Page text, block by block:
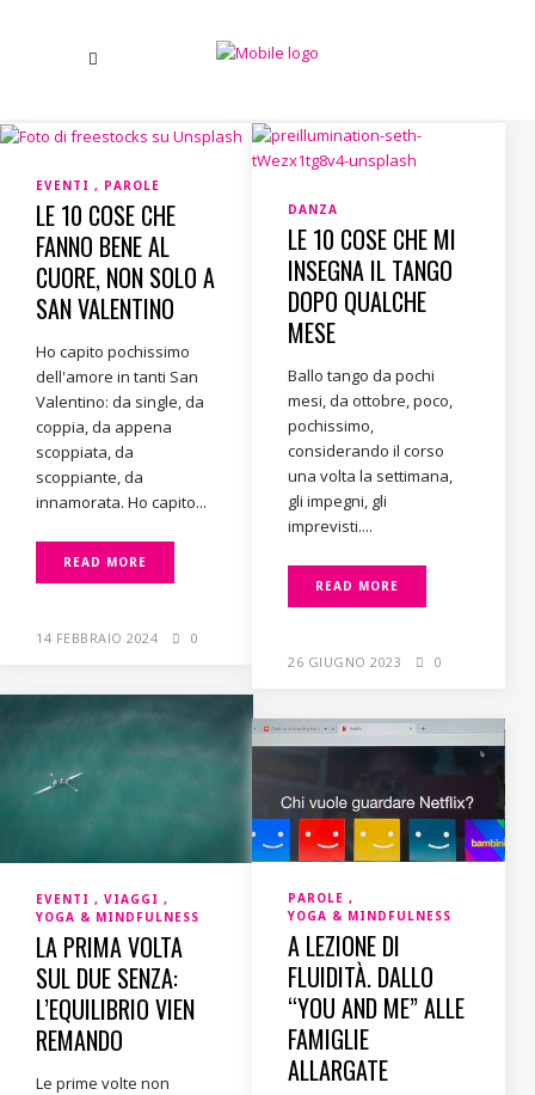
EVENTI PAROLE
LE 10 COSE CHE
FANNO BENE AL
CUORE, NON SOLO A
SAN VALENTINO
Ho capito pochissimo
dell'amore in tanti San
Valentino: da single, da
coppia, da appena
scoppiata, da
scoppiante, da
innamorata. Ho capito...
READ MORE
14 FEBBRAIO 2024 0
DANZA
LE 10 COSE CHE MI
INSEGNA IL TANGO
DOPO QUALCHE
MESE
Ballo tango da pochi
mesi, da ottobre, poco,
pochissimo,
considerando il corso
una volta la settimana,
gli impegni, gli
imprevisti....
READ MORE
26 GIUGNO 2023 0
EVENTI
VIAGGI
YOGA & MINDFULNESS
LA PRIMA VOLTA
SUL DUE SENZA:
L’EQUILIBRIO VIEN
REMANDO
Le prime volte non
PAROLE
YOGA & MINDFULNESS
A LEZIONE DI
FLUIDITÀ. DALLO
“YOU AND ME” ALLE
FAMIGLIE
ALLARGATE